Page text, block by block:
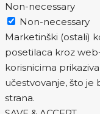
Non-necessary
Non-necessary
Marketinški (ostali)
posetilaca kroz
korisnicima
učestvovanje, što je
strana.